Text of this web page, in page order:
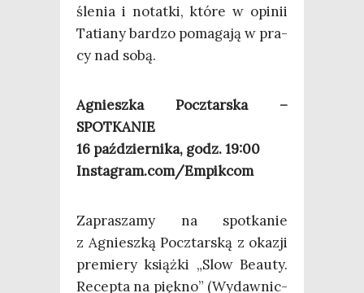
śle­nia i notat­ki, któ­re w opi­nii
Tatia­ny bar­dzo poma­ga­ją w pra­
cy nad sobą.
Agniesz­ka Pocz­tar­ska –
SPOTKANIE
16 paź­dzier­ni­ka, godz. 19:00
Instagram.com/Empikcom
Zapra­sza­my na spo­tka­nie
z Agniesz­ką Pocz­tar­ską z oka­zji
pre­mie­ry książ­ki „Slow Beau­ty.
Recep­ta na pięk­no” (Wydaw­nic­